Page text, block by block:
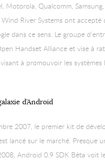
Motorola, Qualcomm, Samsung,
River Systems ont accepté
dans ce sens. Le groupe
Handset Alliance et vise à
à promouvoir les systèmes
d’Android
2007, le premier kit de
lancé sur le marché. Presque
Android 0.9 SDK Bêta voit